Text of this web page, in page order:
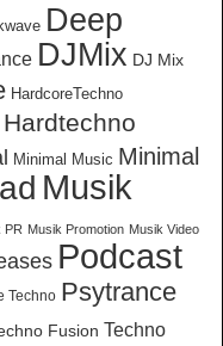
Deep
DJMix DJ Mix
HardcoreTechno
Hardtechno
Minimal Music Minimal
Musik
PR Musik Promotion Musik Video
Podcast
Techno Psytrance
Fusion Techno